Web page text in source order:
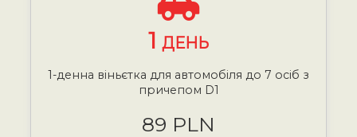
1 ДЕНЬ
1-денна віньєтка для автомобіля до 7 осіб з
причепом D1
89 PLN